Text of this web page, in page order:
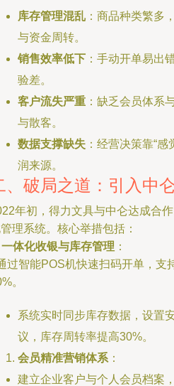
库存管理混乱 ：商品种类繁多
与资金周转。
销售效率低下 ：手动开单易出
验差。
客户流失严重 ：缺乏会员体系
与散客。
数据支撑缺失 ：经营决策靠“
润来源。
、破局之道：引入中
年初，得力文具与中仑达成合
理系统。核心举措包括：
一体化收银与库存管理 ：
过智能POS机快速扫码开单，支
。
系统实时同步库存数据，设置
议，库存周转率提高30%。
会员精准营销体系 ：
建立企业客户与个人会员档案